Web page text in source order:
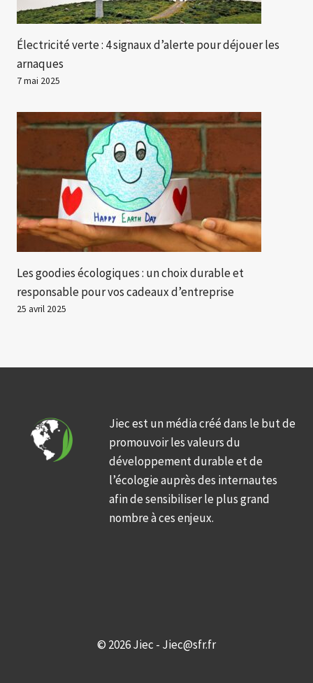
Électricité verte : 4 signaux d’alerte pour déjouer les
arnaques
7 mai 2025
Les goodies écologiques : un choix durable et
responsable pour vos cadeaux d’entreprise
25 avril 2025
Jiec est un média créé dans le but de
promouvoir les valeurs du
développement durable et de
l’écologie auprès des internautes
afin de sensibiliser le plus grand
nombre à ces enjeux.
© 2026 Jiec - Jiec@sfr.fr